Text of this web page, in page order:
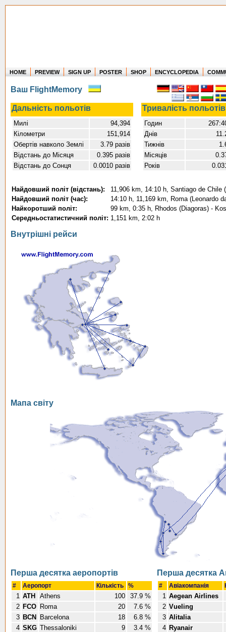
Where in the world have you flown?
How long have you been in the air?
Create your own FlightMemory and see!
HOME PREVIEW SIGN UP POSTER SHOP ENCYCLOPEDIA
Ваш FlightMemory
Дальність польотів Тривалість польотів
Милі
94,394
Кілометри
151,914
Обертів навколо Землі
3.79 разів
Відстань до Місяця
0.395 разів
Відстань до Сонця
0.0010 разів
Годин
Днів
Тижнів
Місяців
Років
Найдовший політ (відстань):
11,906 km, 14:10 h, Santiago de
Найдовший політ (час):
14:10 h, 11,169 km, Roma (Leonardo
Найкоротший політ:
99 km, 0:35 h, Rhodos (Diagoras) -
Середньостатистичний політ: 1,151 km, 2:02 h
Внутрішні рейси
Мапа світу
Перша десятка аеропортів
# Аеропорт Кількість %
1 ATH Athens 100
37.9 %
2 FCO Roma 20
7.6 %
3 BCN Barcelona 18
6.8 %
4 SKG Thessaloniki 9
3.4 %
Перша десятка
# Авіакомпанія
1 Aegean Airlines
2 Vueling
3 Alitalia
4 Ryanair